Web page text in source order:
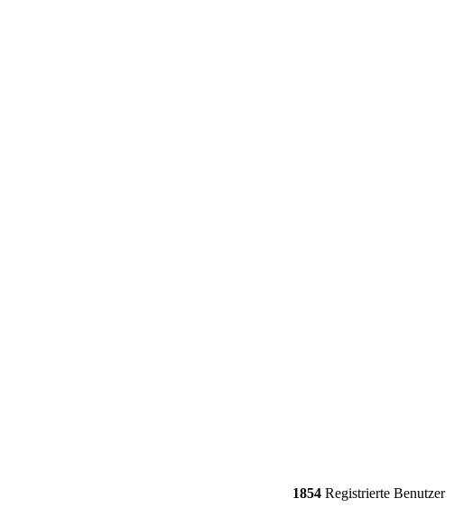
1854 Registrierte Benutzer